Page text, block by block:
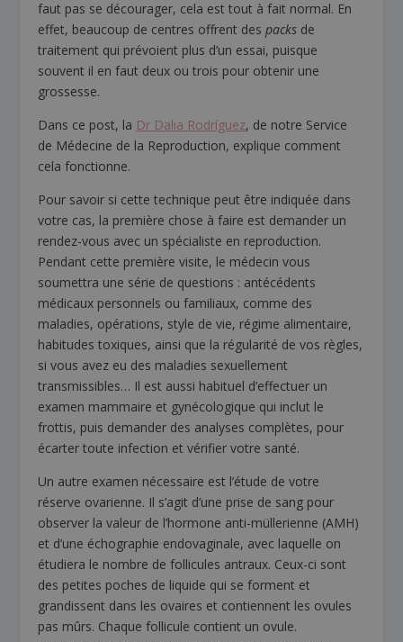
faut pas se décourager, cela est tout à fait normal. En
effet, beaucoup de centres offrent despacks de
traitement qui prévoient plus d’un essai, puisque
souvent il en faut deux ou trois pour obtenir une
grossesse.
Dans ce post, la Dr Dalia Rodríguez, de notre Service
de Médecine de la Reproduction, explique comment
cela fonctionne.
Pour savoir si cette technique peut être indiquée dans
votre cas, la première chose à faire est demander un
rendez-vous avec un spécialiste en reproduction.
Pendant cette première visite, le médecin vous
soumettra une série de questions : antécédents
médicaux personnels ou familiaux, comme des
maladies, opérations, style de vie, régime alimentaire,
habitudes toxiques, ainsi que la régularité de vos règles,
si vous avez eu des maladies sexuellement
transmissibles… Il est aussi habituel d’effectuer un
examen mammaire et gynécologique qui inclut le
frottis, puis demander des analyses complètes, pour
écarter toute infection et vérifier votre santé.
Un autre examen nécessaire est l’étude de votre
réserve ovarienne. Il s’agit d’une prise de sang pour
observer la valeur de l’hormone anti-müllerienne (AMH)
et d’une échographie endovaginale, avec laquelle on
étudiera le nombre de follicules antraux. Ceux-ci sont
des petites poches de liquide qui se forment et
grandissent dans les ovaires et contiennent les ovules
pas mûrs. Chaque follicule contient un ovule.